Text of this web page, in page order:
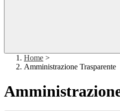
Home >
Amministrazione Trasparente